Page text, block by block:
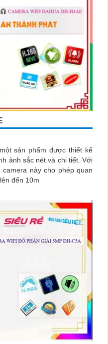
sản phẩm được thiết kế
sắc nét và chi tiết. Với
này cho phép quan
đến 10m